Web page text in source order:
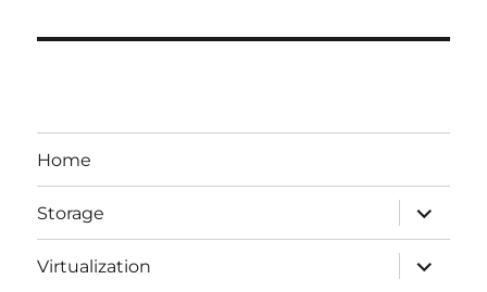
Home
Storage
expande
el
menú
inferior
Virtualization
expande
el